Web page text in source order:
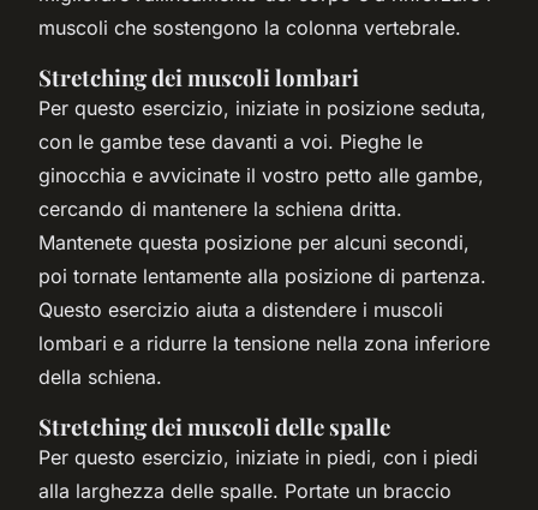
muscoli che sostengono la colonna vertebrale.
Stretching dei muscoli lombari
Per questo esercizio, iniziate in posizione seduta,
con le gambe tese davanti a voi. Pieghe le
ginocchia e avvicinate il vostro petto alle gambe,
cercando di mantenere la schiena dritta.
Mantenete questa posizione per alcuni secondi,
poi tornate lentamente alla posizione di partenza.
Questo esercizio aiuta a distendere i muscoli
lombari e a ridurre la tensione nella zona inferiore
della schiena.
Stretching dei muscoli delle spalle
Per questo esercizio, iniziate in piedi, con i piedi
alla larghezza delle spalle. Portate un braccio